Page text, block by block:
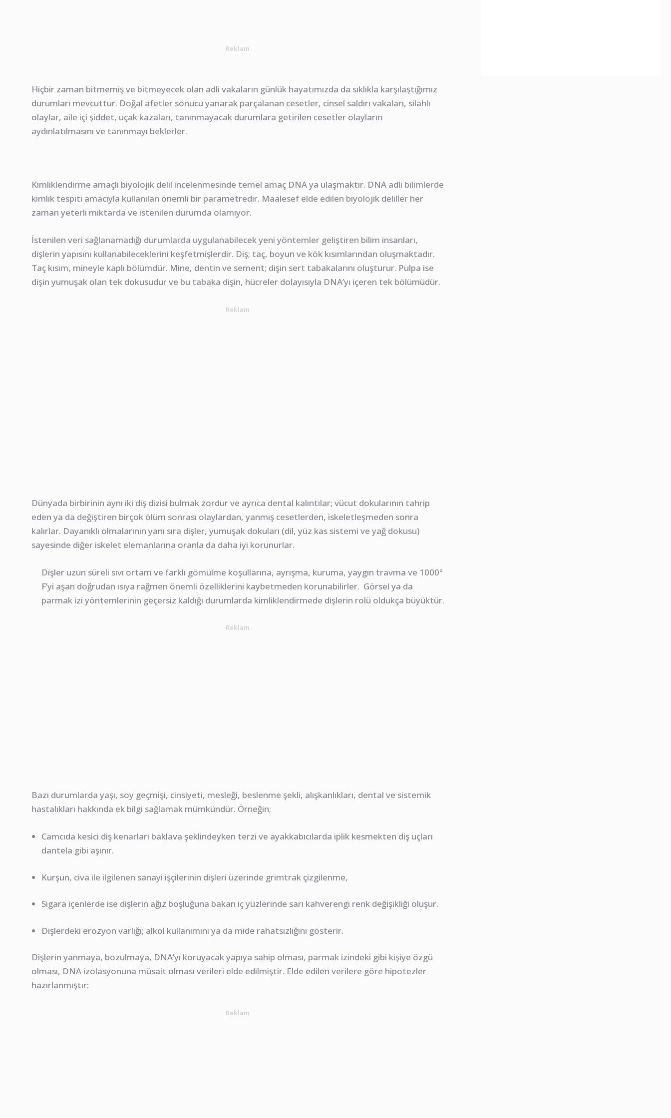
Reklam
Hiçbir zaman bitmemiş ve bitmeyecek olan adli vakaların günlük hayatımızda da sıklıkla karşılaştığımız
durumları mevcuttur. Doğal afetler sonucu yanarak parçalanan cesetler, cinsel saldırı vakaları, silahlı
olaylar, aile içi şiddet, uçak kazaları, tanınmayacak durumlara getirilen cesetler olayların
aydınlatılmasını ve tanınmayı beklerler.
Kimliklendirme amaçlı biyolojik delil incelenmesinde temel amaç DNA ya ulaşmaktır. DNA adli bilimlerde
kimlik tespiti amacıyla kullanılan önemli bir parametredir. Maalesef elde edilen biyolojik deliller her
zaman yeterli miktarda ve istenilen durumda olamıyor.
İstenilen veri sağlanamadığı durumlarda uygulanabilecek yeni yöntemler geliştiren bilim insanları,
dişlerin yapısını kullanabileceklerini keşfetmişlerdir. Diş; taç, boyun ve kök kısımlarından oluşmaktadır.
Taç kısım, mineyle kaplı bölümdür. Mine, dentin ve sement; dişin sert tabakalarını oluşturur. Pulpa ise
dişin yumuşak olan tek dokusudur ve bu tabaka dişin, hücreler dolayısıyla DNA’yı içeren tek bölümüdür.
Reklam
Dünyada birbirinin aynı iki diş dizisi bulmak zordur ve ayrıca dental kalıntılar; vücut dokularının tahrip
eden ya da değiştiren birçok ölüm sonrası olaylardan, yanmış cesetlerden, iskeletleşmeden sonra
kalırlar. Dayanıklı olmalarının yanı sıra dişler, yumuşak dokuları (dil, yüz kas sistemi ve yağ dokusu)
sayesinde diğer iskelet elemanlarına oranla da daha iyi korunurlar.
Dişler uzun süreli sıvı ortam ve farklı gömülme koşullarına, ayrışma, kuruma, yaygın travma ve 1000°
F’yi aşan doğrudan ısıya rağmen önemli özelliklerini kaybetmeden korunabilirler. Görsel ya da
parmak izi yöntemlerinin geçersiz kaldığı durumlarda kimliklendirmede dişlerin rolü oldukça büyüktür.
Reklam
Bazı durumlarda yaşı, soy geçmişi, cinsiyeti, mesleği, beslenme şekli, alışkanlıkları, dental ve sistemik
hastalıkları hakkında ek bilgi sağlamak mümkündür. Örneğin;
Camcıda kesici diş kenarları baklava şeklindeyken terzi ve ayakkabıcılarda iplik kesmekten diş uçları
dantela gibi aşınır.
Kurşun, civa ile ilgilenen sanayi işçilerinin dişleri üzerinde grimtrak çizgilenme,
Sigara içenlerde ise dişlerin ağız boşluğuna bakan iç yüzlerinde sarı kahverengi renk değişikliği oluşur.
Dişlerdeki erozyon varlığı; alkol kullanımını ya da mide rahatsızlığını gösterir.
Dişlerin yanmaya, bozulmaya, DNA’yı koruyacak yapıya sahip olması, parmak izindeki gibi kişiye özgü
olması, DNA izolasyonuna müsait olması verileri elde edilmiştir. Elde edilen verilere göre hipotezler
hazırlanmıştır:
Reklam